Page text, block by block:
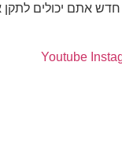
אתם יכולים לתקן
Youtube